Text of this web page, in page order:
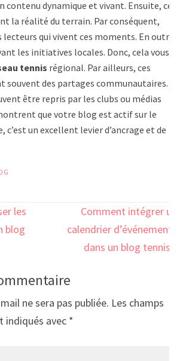
contenu dynamique et vivant. Ensuite, ces
la réalité du terrain. Par conséquent,
qui vivent ces moments. En outre,
les initiatives locales. Donc, cela vous
tennis régional. Par ailleurs, ces
souvent des partages communautaires.
être repris par les clubs ou médias
que votre blog est actif sur le
c’est un excellent levier d’ancrage et de
les
blog
Comment intégrer un
calendrier d’événements
dans un blog tennis ?
ne sera pas publiée. Les champs
indiqués avec *